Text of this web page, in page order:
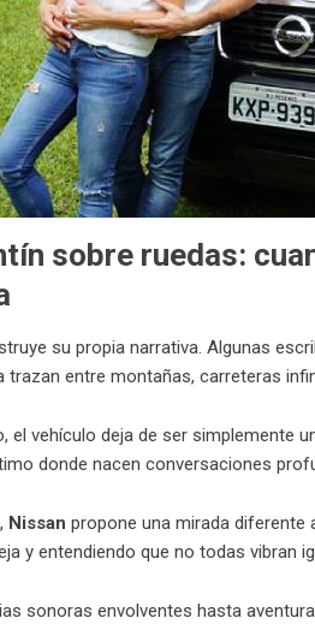
sobre ruedas:
su propia narrativa. Algunas
trazan entre montañas, carreteras
el vehículo deja de ser simplemente
donde nacen conversaciones
, Nissan propone una mirada diferente
y entendiendo que no todas vibran
sonoras envolventes hasta